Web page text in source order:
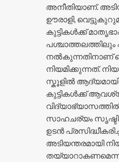
അനീതിയാണ്.
ഊരാളി,
കുട്ടികൾക്ക്
നൽകുന്നതിനാണ്
നിയമിക്കുന്നത്.
സ്കൂളിൽ
കുട്ടികൾക്ക്
സാഹചര്യം
ഉടൻ
അടിയന്തരമായി